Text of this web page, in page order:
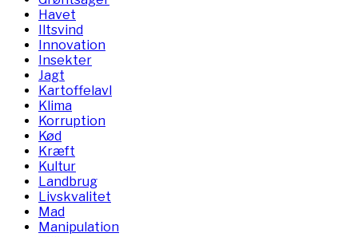
Havet
Iltsvind
Innovation
Insekter
Jagt
Kartoffelavl
Klima
Korruption
Kød
Kræft
Kultur
Landbrug
Livskvalitet
Mad
Manipulation